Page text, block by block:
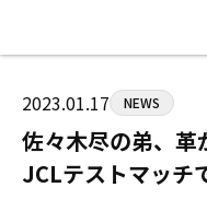
HOME
ジムについて
トレーニング
アマ・スパー各
2023.01.17 NEWS
佐々木尽の弟、
JCLテストマッチ